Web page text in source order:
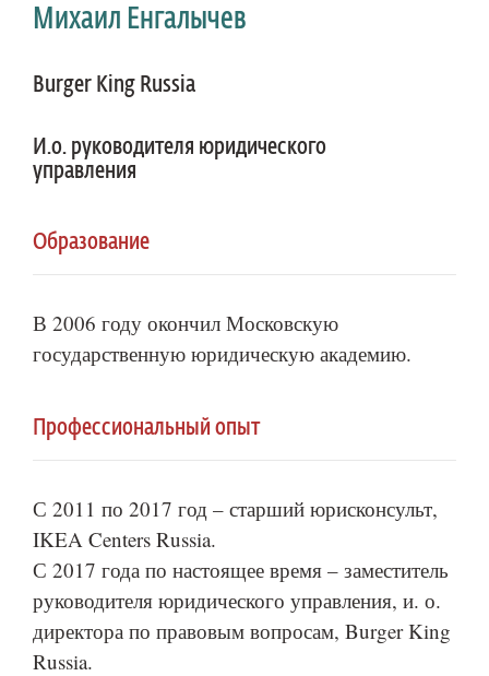
Михаил Енгалычев
Burger King Russia
И.о. руководителя юридического
управления
Образование
В 2006 году окончил Московскую
государственную юридическую академию.
Профессиональный опыт
С 2011 по 2017 год – старший юрисконсульт,
IKEA Centers Russia.
С 2017 года по настоящее время – заместитель
руководителя юридического управления, и. о.
директора по правовым вопросам, Burger King
Russia.